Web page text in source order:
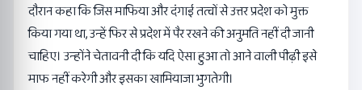
दौरान कहा कि जिस माफिया और दंगाई तत्वों से उत्तर प्रदेश को मुक्त
किया गया था, उन्हें फिर से प्रदेश में पैर रखने की अनुमति नहीं दी जानी
चाहिए। उन्होंने चेतावनी दी कि यदि ऐसा हुआ तो आने वाली पीढ़ी इसे
माफ नहीं करेगी और इसका खामियाजा भुगतेगी।